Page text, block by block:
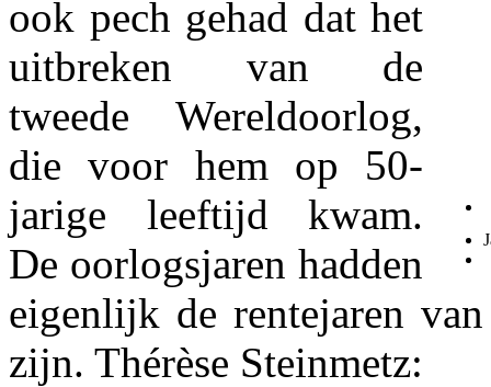
ook pech gehad dat het
uitbreken van de
tweede Wereldoorlog,
die voor hem op 50-
jarige leeftijd kwam.
De oorlogsjaren hadden
eigenlijk de rentejaren
zijn. Thérèse Steinmetz: